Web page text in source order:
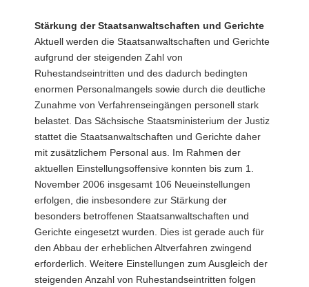
Stärkung der Staatsanwaltschaften und Gerichte
Aktuell werden die Staatsanwaltschaften und Gerichte
aufgrund der steigenden Zahl von
Ruhestandseintritten und des dadurch bedingten
enormen Personalmangels sowie durch die deutliche
Zunahme von Verfahrenseingängen personell stark
belastet. Das Sächsische Staatsministerium der Justiz
stattet die Staatsanwaltschaften und Gerichte daher
mit zusätzlichem Personal aus. Im Rahmen der
aktuellen Einstellungsoffensive konnten bis zum 1.
November 2006 insgesamt 106 Neueinstellungen
erfolgen, die insbesondere zur Stärkung der
besonders betroffenen Staatsanwaltschaften und
Gerichte eingesetzt wurden. Dies ist gerade auch für
den Abbau der erheblichen Altverfahren zwingend
erforderlich. Weitere Einstellungen zum Ausgleich der
steigenden Anzahl von Ruhestandseintritten folgen